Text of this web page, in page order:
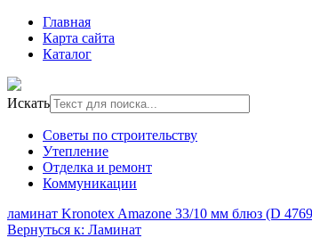
Главная
Карта сайта
Каталог
Искать
Советы по строительству
Утепление
Отделка и ремонт
Коммуникации
ламинат Kronotex Amazone 33/10 мм блюз (D
Вернуться к: Ламинат